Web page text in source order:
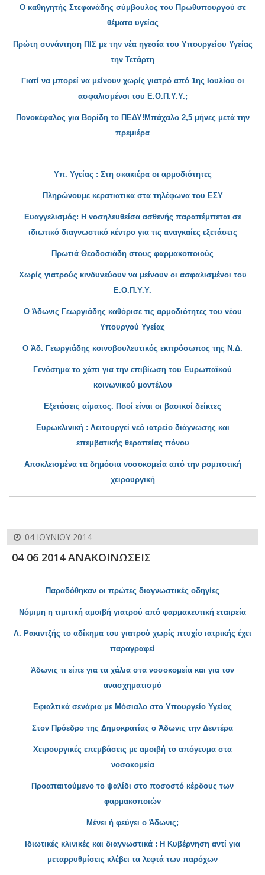
Ο καθηγητής Στεφανάδης σύμβουλος του Πρωθυπουργού σε
θέματα υγείας
Πρώτη συνάντηση ΠΙΣ με την νέα ηγεσία του Υπουργείου Υγείας
την Τετάρτη
Γιατί να μπορεί να μείνουν χωρίς γιατρό από 1ης Ιουλίου οι
ασφαλισμένοι του Ε.Ο.Π.Υ.Υ.;
Πονοκέφαλος για Βορίδη το ΠΕΔΥ!Μπάχαλο 2,5 μήνες μετά την
πρεμιέρα
Υπ. Υγείας : Στη σκακιέρα οι αρμοδιότητες
Πληρώνουμε κερατιατικα στα τηλέφωνα του ΕΣΥ
Ευαγγελισμός: Η νοσηλευθείσα ασθενής παραπέμπεται σε
ιδιωτικό διαγνωστικό κέντρο για τις αναγκαίες εξετάσεις
Πρωτιά Θεοδοσιάδη στους φαρμακοποιούς
Χωρίς γιατρούς κινδυνεύουν να μείνουν οι ασφαλισμένοι του
Ε.Ο.Π.Υ.Υ.
Ο Άδωνις Γεωργιάδης καθόρισε τις αρμοδιότητες του νέου
Υπουργού Υγείας
Ο Άδ. Γεωργιάδης κοινοβουλευτικός εκπρόσωπος της Ν.Δ.
Γενόσημα το χάπι για την επιβίωση του Ευρωπαϊκού
κοινωνικού μοντέλου
Εξετάσεις αίματος. Ποοί είναι οι βασικοί δείκτες
Ευρωκλινική: Λειτουργεί νεό ιατρείο διάγνωσης και
επεμβατικής θεραπείας πόνου
Αποκλεισμένα τα δημόσια νοσοκομεία από την ρομποτική
χειρουργική
04 ΙΟΥΝΊΟΥ 2014
04 06 2014 ΑΝΑΚΟΙΝΩΣΕΙΣ
Παραδόθηκαν οι πρώτες διαγνωστικές οδηγίες
Νόμιμη η τιμιτική αμοιβή γιατρού από φαρμακευτική εταιρεία
Λ. Ρακιντζής το αδίκημα του γιατρού χωρίς πτυχίο ιατρικής έχει
παραγραφεί
Άδωνις τι είπε για τα χάλια στα νοσοκομεία και για τον
ανασχηματισμό
Εφιαλτικά σενάρια με Μόσιαλο στο Υπουργείο Υγείας
Στον Πρόεδρο της Δημοκρατίας ο Άδωνις την Δευτέρα
Χειρουργικές επεμβάσεις με αμοιβή το απόγευμα στα
νοσοκομεία
Προαπαιτούμενο το ψαλίδι στο ποσοστό κέρδους των
φαρμακοποιών
Μένει ή φεύγει ο Άδωνις;
Ιδιωτικές κλινικές και διαγνωστικά : Η Κυβέρνηση αντί για
μεταρρυθμίσεις κλέβει τα λεφτά των παρόχων